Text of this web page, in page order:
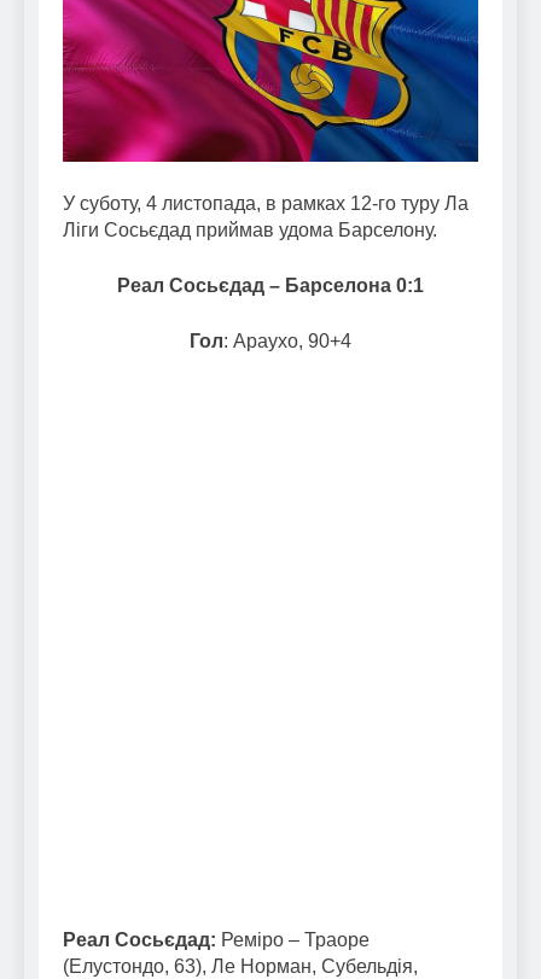
У суботу, 4 листопада, в рамках 12-го туру Ла
Ліги Сосьєдад приймав удома Барселону.
Реал Сосьєдад – Барселона 0:1
Гол: Араухо, 90+4
Реал Сосьєдад: Реміро – Траоре
(Елустондо, 63), Ле Норман, Субельдія,